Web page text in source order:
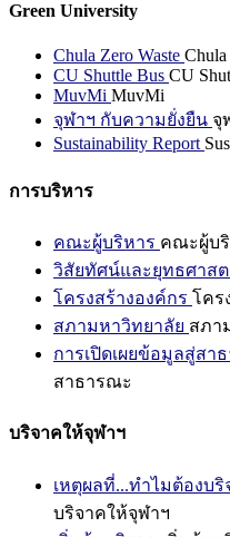
Green University
Chula Zero Waste Chula
CU Shuttle Bus CU
MuvMi MuvMi
จุฬาฯ กับความยั่งยืน จุ
Sustainability Report
การบริหาร
คณะผู้บริหาร คณะผู้บ
วิสัยทัศน์และยุทธศาสต
โครงสร้างองค์กร โคร
สภามหาวิทยาลัย สภา
การเปิดเผยข้อมูลสู่สา
สาธารณะ
บริจาคให้จุฬาฯ
เหตุผลที่...ทำไมต้องบ
บริจาคให้จุฬาฯ